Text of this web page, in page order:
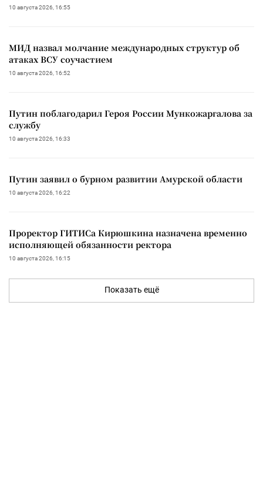
10 августа 2026, 16:55
МИД назвал молчание международных структур об
атаках ВСУ соучастием
10 августа 2026, 16:52
Путин поблагодарил Героя России Мункожаргалова за
службу
10 августа 2026, 16:33
Путин заявил о бурном развитии Амурской области
10 августа 2026, 16:22
Проректор ГИТИСа Кирюшкина назначена временно
исполняющей обязанности ректора
10 августа 2026, 16:15
Показать ещё